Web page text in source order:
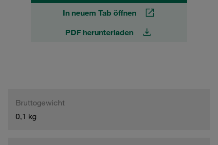
In neuem Tab öffnen
PDF herunterladen
Bruttogewicht
0,1 kg